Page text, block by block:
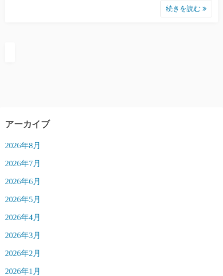
続きを読む
アーカイブ
2026年8月
2026年7月
2026年6月
2026年5月
2026年4月
2026年3月
2026年2月
2026年1月